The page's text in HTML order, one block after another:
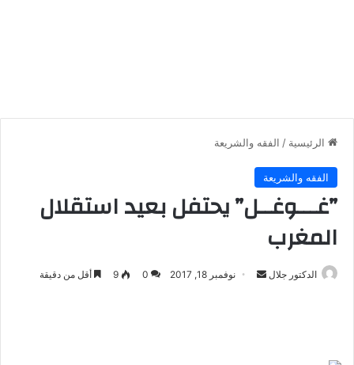
الرئيسية / الفقه والشريعة
الفقه والشريعة
”غـــوغــل” يحتفل بعيد استقلال
المغرب
الدكتور جلال
أرسل نوفمبر 18, 2017 0
9 أقل من دقيقة